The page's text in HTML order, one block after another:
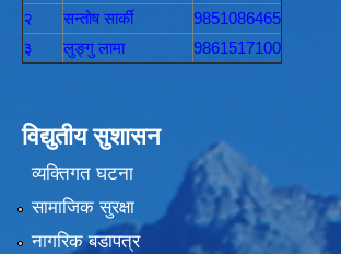
२
सन्तोष सार्की
9851086465
३
लुङ्गु लामा 9861517100
विद्युतीय सुशासन
व्यक्तिगत घटना
सामाजिक सुरक्षा
नागरिक बडापत्र